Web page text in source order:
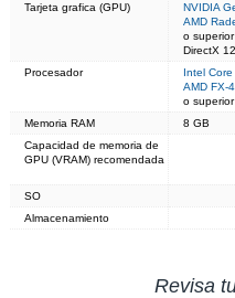
Tarjeta grafica (GPU)
NVIDIA
AMD
o
DirectX 12
Procesador
Intel
AMD FX-
o superior
Memoria RAM
8 GB
Capacidad de memoria de
GPU (VRAM) recomendada
SO
Almacenamiento
Revisa